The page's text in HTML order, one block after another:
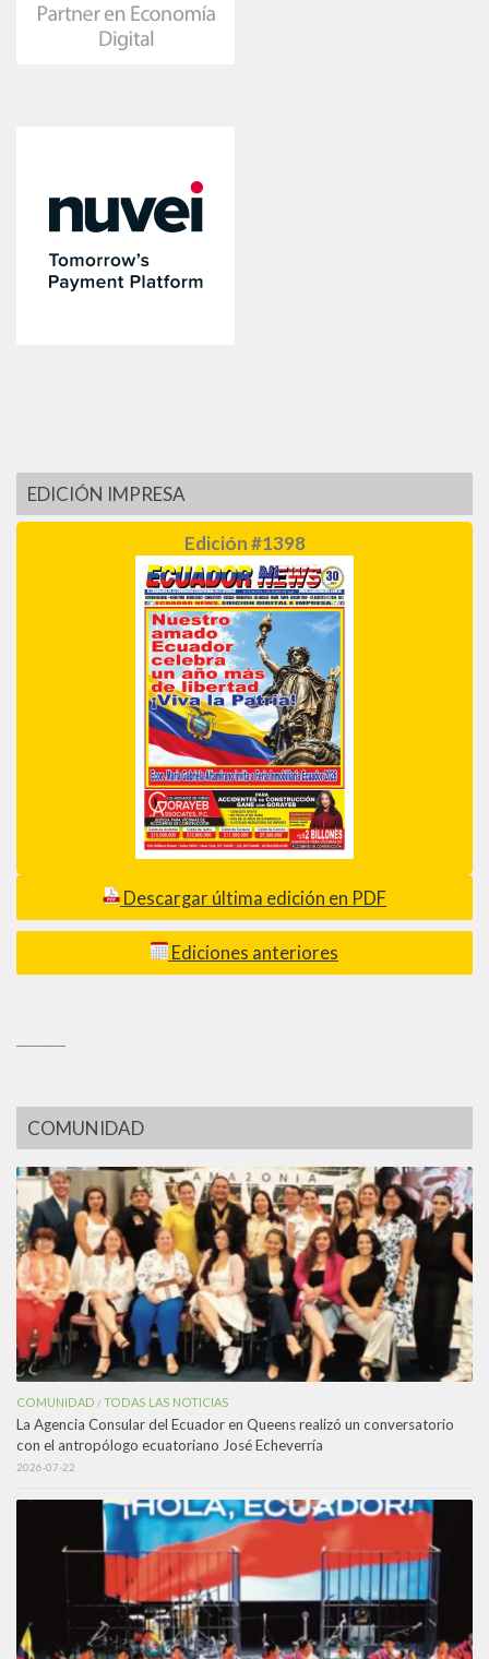
EDICIÓN IMPRESA
Edición #1398
Descargar última edición en PDF
Ediciones anteriores
COMUNIDAD
COMUNIDAD /TODAS LAS NOTICIAS
La Agencia Consular del Ecuador en Queens realizó un conversatorio
con el antropólogo ecuatoriano José Echeverría
2026-07-22